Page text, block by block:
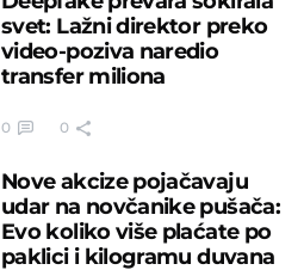
svet: Lažni direktor preko
video-poziva naredio
transfer miliona
0 0
Nove akcize pojačavaju
udar na novčanike pušača:
Evo koliko više plaćate po
paklici i kilogramu duvana